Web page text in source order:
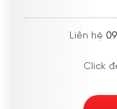
Liên hệ
Click